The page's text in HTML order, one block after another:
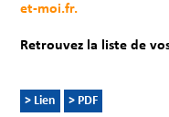
et-moi.fr.
Retrouvez la liste de
> Lien > PDF